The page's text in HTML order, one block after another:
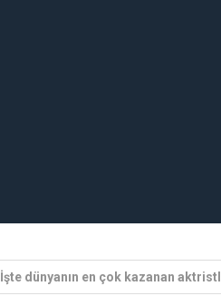
İşte dünyanın en çok kazanan